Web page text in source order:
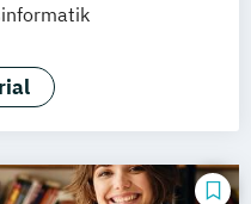
Augsburg
Dresden
Mainz